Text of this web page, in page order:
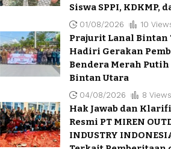
Siswa SPPI, KDKMP,
01/08/2026 10
Prajurit Lanal Bintan
Hadiri Gerakan
Bendera Merah Putih
Bintan Utara
04/08/2026 8 Views
Hak Jawab dan
Resmi PT MIREN
INDUSTRY